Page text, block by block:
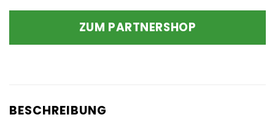
ZUM PARTNERSHOP
BESCHREIBUNG